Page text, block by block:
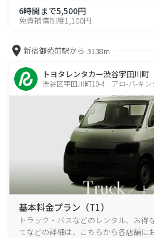
6時間まで5,500円
免責補償制度1,100円
新宿御苑前駅から 3138m
トヨタレンタカー渋谷宇田川町
渋谷区宇田川町10-4 アロ-パ-キン
基本料金プラン（T1）
トラック・バスなどのレンタル、お得
てなどの詳細は、こちらから各店舗に